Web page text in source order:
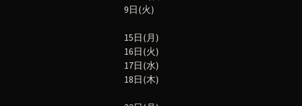
9日(火)
15日(月)
16日(火)
17日(水)
18日(木)